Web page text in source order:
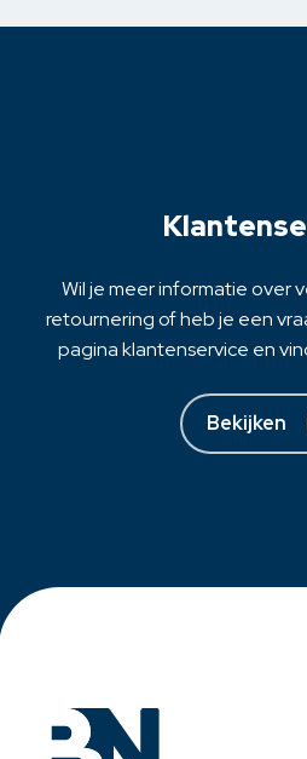
Wil je meer informatie over
retournering of heb je een
pagina klantenservice en
Bekijken